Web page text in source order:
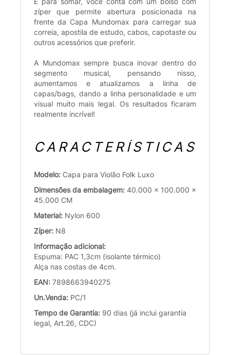
zíper que permite abertura posicionada na
frente da Capa Mundomax para carregar sua
correia, apostila de estudo, cabos, capotaste ou
outros acessórios que preferir.
A Mundomax sempre busca inovar dentro do
segmento musical, pensando nisso,
aumentamos e atualizamos a linha de
capas/bags, dando a linha personalidade e um
visual muito mais legal. Os resultados ficaram
realmente incrível!
CARACTERÍSTICAS
Modelo: Capa para Violão Folk Luxo
Dimensões da embalagem: 40.000 x 100.000 x
45.000 CM
Material: Nylon 600
Zíper: N8
Informação adicional:
Espuma: PAC 1,3cm (isolante térmico)
Alça nas costas de 4cm.
EAN: 7898663940275
Un.Venda: PC/1
Tempo de Garantia: 90 dias (já inclui garantia
legal, Art.26, CDC)